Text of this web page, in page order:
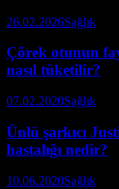
26.02.2026Sağlık
Çörek otunun
nasıl tüketilir?
07.02.2020Sağlık
Ünlü şarkıcı
hastalığı nedir?
10.06.2020Sağlık